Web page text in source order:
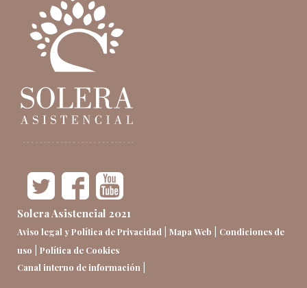
Solera Asistencial 2021
Aviso legal y Política de Privacidad | Mapa Web | Condiciones de
uso | Política de Cookies
Canal interno de información |